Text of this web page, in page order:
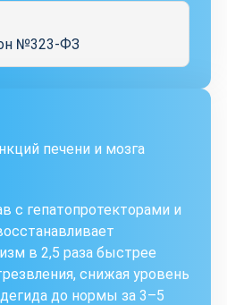
№323-ФЗ
печени и мозга
с гепатопротекторами и
в 2,5 раза быстрее
снижая уровень
до нормы за 3–5